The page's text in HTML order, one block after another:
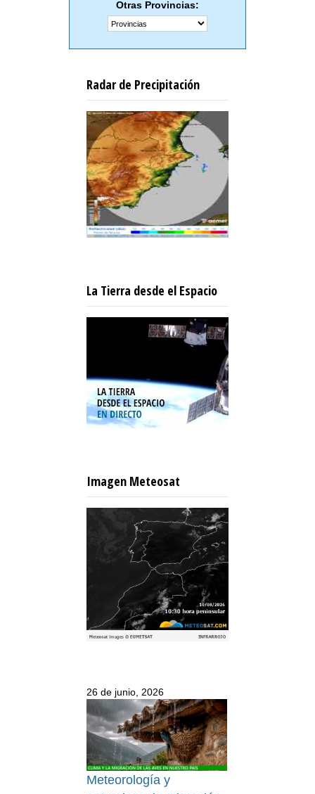
Otras Provincias:
Radar de Precipitación
La Tierra desde el Espacio
Imagen Meteosat
26 de junio, 2026
Meteorología y